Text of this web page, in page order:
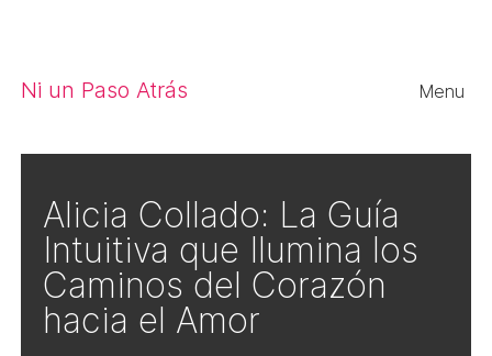
Ni un Paso Atrás Menu
Alicia Collado: La Guía
Intuitiva que Ilumina los
Caminos del Corazón
hacia el Amor